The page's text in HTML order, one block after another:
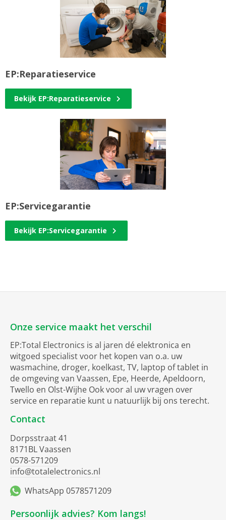
EP:Reparatieservice
Bekijk EP:Reparatieservice
EP:Servicegarantie
Bekijk EP:Servicegarantie
Onze service maakt het verschil
EP:Total Electronics is al jaren dé elektronica en
witgoed specialist voor het kopen van o.a. uw
wasmachine, droger, koelkast, TV, laptop of tablet in
de omgeving van Vaassen, Epe, Heerde, Apeldoorn,
Twello en Olst-Wijhe Ook voor al uw vragen over
service en reparatie kunt u natuurlijk bij ons terecht.
Contact
Dorpsstraat 41
8171BL Vaassen
0578-571209
info@totalelectronics.nl
WhatsApp 0578571209
Persoonlijk advies? Kom langs!